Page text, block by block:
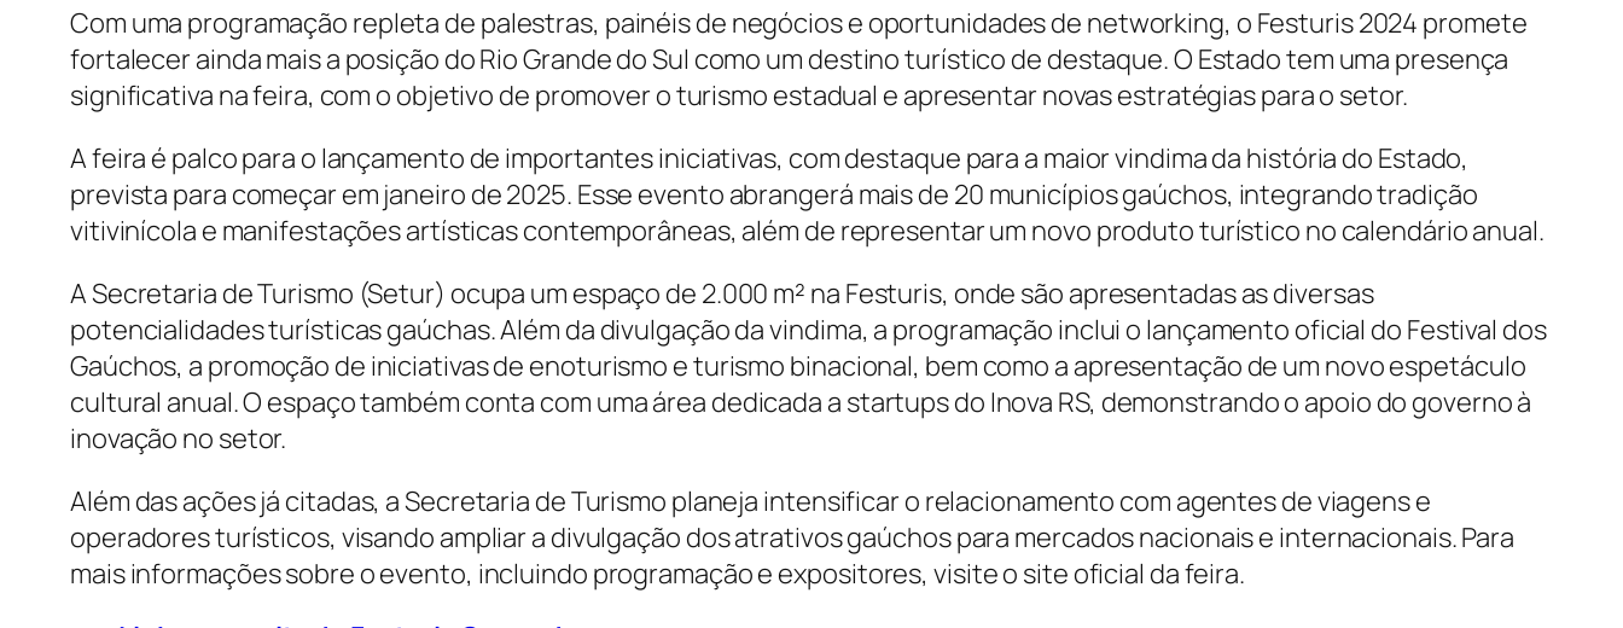
Com uma programação repleta de palestras, painéis de negócios e oportunidades de networking, o Festuris 2024 promete
fortalecer ainda mais a posição do Rio Grande do Sul como um destino turístico de destaque. O Estado tem uma presença
significativa na feira, com o objetivo de promover o turismo estadual e apresentar novas estratégias para o setor.
A feira é palco para o lançamento de importantes iniciativas, com destaque para a maior vindima da história do Estado,
prevista para começar em janeiro de 2025. Esse evento abrangerá mais de 20 municípios gaúchos, integrando tradição
vitivinícola e manifestações artísticas contemporâneas, além de representar um novo produto turístico no calendário anual.
A Secretaria de Turismo (Setur) ocupa um espaço de 2.000 m² na Festuris, onde são apresentadas as diversas
potencialidades turísticas gaúchas. Além da divulgação da vindima, a programação inclui o lançamento oficial do Festival dos
Gaúchos, a promoção de iniciativas de enoturismo e turismo binacional, bem como a apresentação de um novo espetáculo
cultural anual. O espaço também conta com uma área dedicada a startups do Inova RS, demonstrando o apoio do governo à
inovação no setor.
Além das ações já citadas, a Secretaria de Turismo planeja intensificar o relacionamento com agentes de viagens e
operadores turísticos, visando ampliar a divulgação dos atrativos gaúchos para mercados nacionais e internacionais. Para
mais informações sobre o evento, incluindo programação e expositores, visite o site oficial da feira.